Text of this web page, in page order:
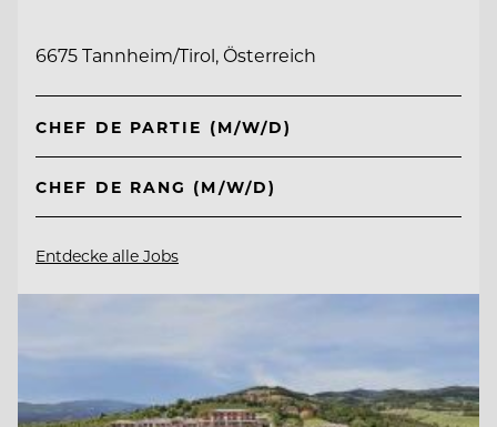
6675 Tannheim/Tirol, Österreich
CHEF DE PARTIE (M/W/D)
CHEF DE RANG (M/W/D)
Entdecke alle Jobs